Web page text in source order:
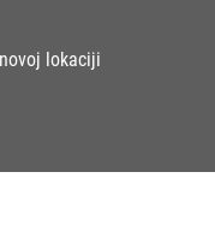
lokaciji